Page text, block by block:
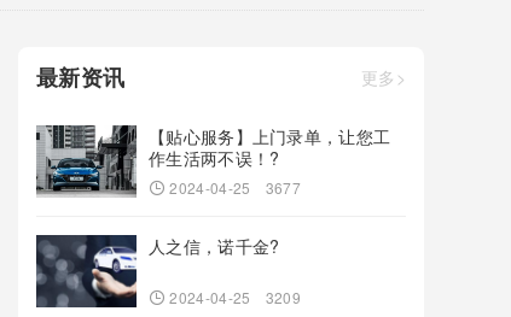
最新资讯 更多>
【贴心服务】上门录单，让您工
作生活两不误！?
2024-04-25 3677
人之信，诺千金?
2024-04-25 3209